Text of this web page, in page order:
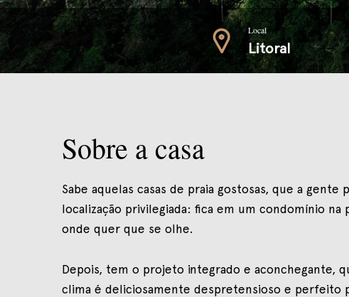
Local
Litoral
Sobre a casa
Sabe aquelas casas de praia gostosas, que a
localização privilegiada: fica em um condomínio na
onde quer que se olhe.
Depois, tem o projeto integrado e aconchegante,
clima é deliciosamente despretensioso e perfeito